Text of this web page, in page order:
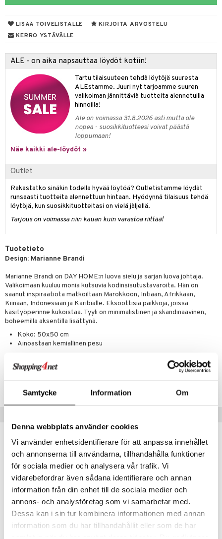
Samtycke Information Om
Denna webbplats använder cookies
Vi använder enhetsidentifierare för att anpassa innehållet
och annonserna till användarna, tillhandahålla funktioner
för sociala medier och analysera vår trafik. Vi
vidarebefordrar även sådana identifierare och annan
information från din enhet till de sociala medier och
annons- och analysföretag som vi samarbetar med.
Dessa kan i sin tur kombinera informationen med annan
information som du har tillhandahållit eller som de har
LISÄÄ TOIVELISTALLE
KIRJOITA ARVOSTELU
KERRO YSTÄVÄLLE
ALE - on aika napsauttaa löydöt kotiin!
Tartu tilaisuuteen tehdä löytöjä suuresta
ALEstamme. Juuri nyt tarjoamme suuren
valikoiman jännittäviä tuotteita alennetuilla
hinnoilla!
Ale on voimassa 31.8.2026 asti mutta ole
nopea - suosikkituotteesi voivat päästä
loppumaan!
Näe kaikki ale-löydöt »
Outlet
Rakastatko sinäkin todella hyvää löytöä? Outletistamme löydät
runsaasti tuotteita alennettuun hintaan. Hyödynnä tilaisuus tehdä
löytöjä, kun suosikkituotteitasi on vielä jäljellä.
Tarjous on voimassa niin kauan kuin varastoa riittää!
Tuotetieto
Design: Marianne Brandi
Marianne Brandi on DAY HOME:n luova sielu ja sarjan luova johtaja.
Valikoimaan kuuluu monia kutsuvia kodinsisutustavaroita. Hän on
saanut inspiraatiota matkoiltaan Marokkoon, Intiaan, Afrikkaan,
Kiinaan, Indonesiaan ja Karibialle. Eksoottisia paikkoja, joissa
käsityöperinne kukoistaa. Tyyli on minimalistinen ja skandinaavinen,
boheemilla aksentilla lisättynä.
Koko: 50x50 cm
Ainoastaan kemiallinen pesu
Tuotenumero